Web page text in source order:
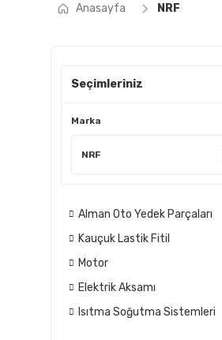
Anasayfa NRF
Seçimleriniz
Marka
NRF
Alman Oto Yedek Parçaları
Kauçuk Lastik Fitil
Motor
Elektrik Aksamı
Isıtma Soğutma Sistemleri